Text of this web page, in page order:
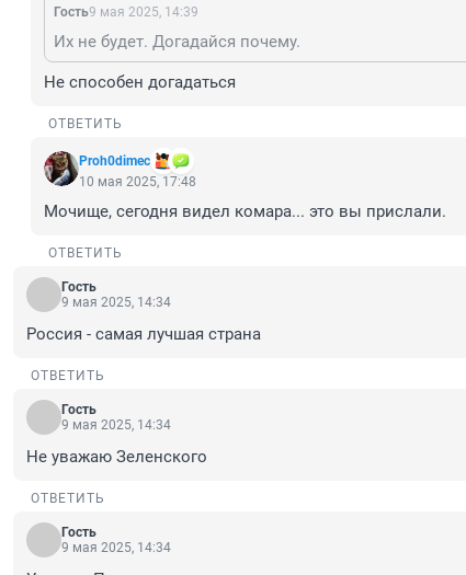
Гость9 мая 2025, 14:39
Их не будет. Догадайся почему.
Не способен догадаться
ОТВЕТИТЬ
Proh0dimec
10 мая 2025, 17:48
Мочище, сегодня видел комара... это вы прислали.
ОТВЕТИТЬ
Гость
9 мая 2025, 14:34
Россия - самая лучшая страна
ОТВЕТИТЬ
Гость
9 мая 2025, 14:34
Не уважаю Зеленского
ОТВЕТИТЬ
Гость
9 мая 2025, 14:34